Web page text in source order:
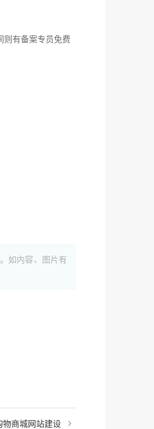
则有备案专员免费
如内容、图片有
物商城网站建设